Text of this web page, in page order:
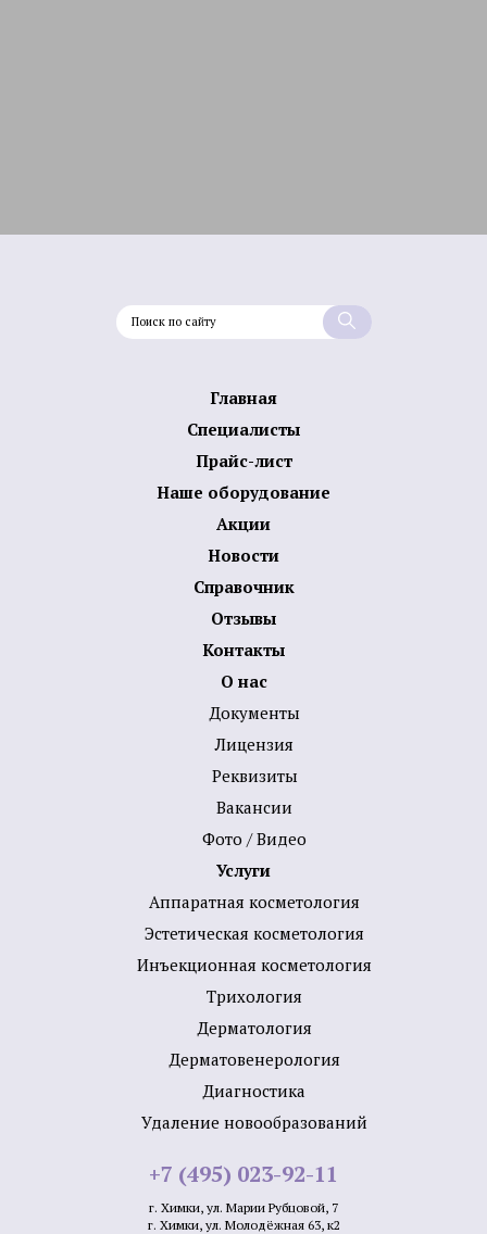
Главная
Специалисты
Прайс-лист
Наше оборудование
Акции
Новости
Справочник
Отзывы
Контакты
О нас
Документы
Лицензия
Реквизиты
Вакансии
Фото / Видео
Услуги
Аппаратная косметология
Эстетическая косметология
Инъекционная косметология
Трихология
Дермато­логия
Дерматовенерология
Диагностика
Удаление новообразований
+7 (495) 023-92-11
г. Химки, ул. Марии Рубцовой, 7
г. Химки, ул. Молодёжная 63, к2